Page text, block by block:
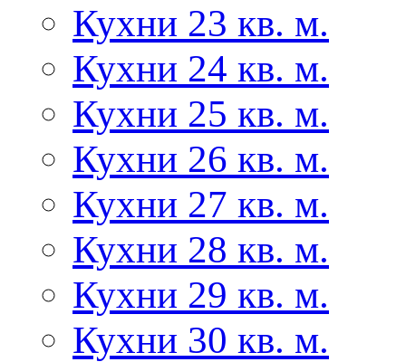
Кухни 23 кв. м.
Кухни 24 кв. м.
Кухни 25 кв. м.
Кухни 26 кв. м.
Кухни 27 кв. м.
Кухни 28 кв. м.
Кухни 29 кв. м.
Кухни 30 кв. м.